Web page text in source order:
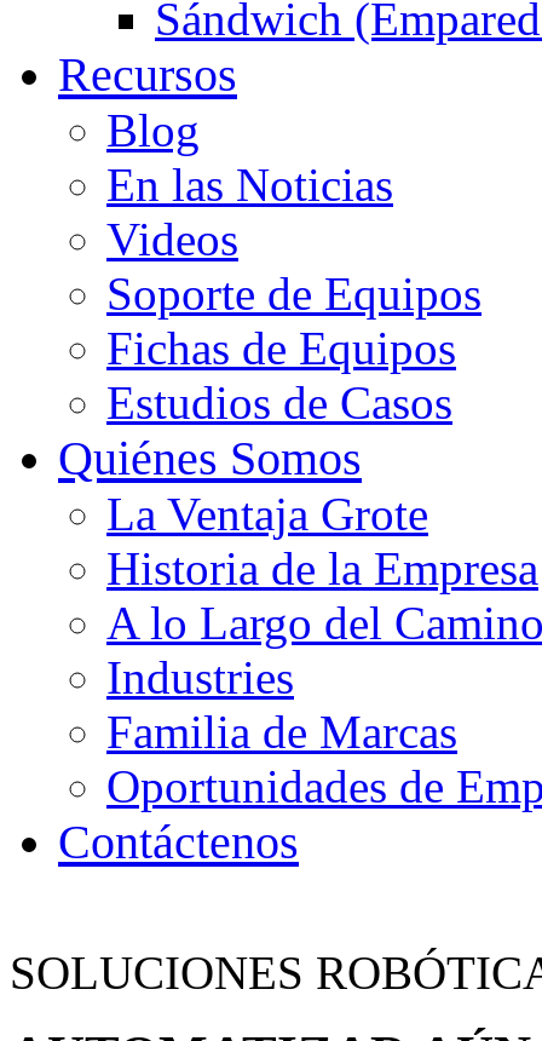
Sándwich
Recursos
Blog
En las Noticias
Videos
Soporte de Equipos
Fichas de Equipos
Estudios de Casos
Quiénes Somos
La Ventaja Grote
Historia de la Empresa
A lo Largo del
Industries
Familia de Marcas
Oportunidades de
Contáctenos
SOLUCIONES